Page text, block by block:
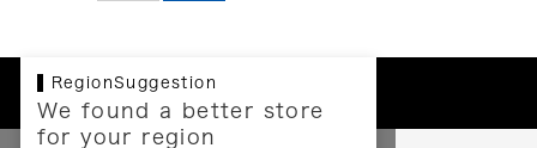
RegionSuggestion
We found a better store
for your region